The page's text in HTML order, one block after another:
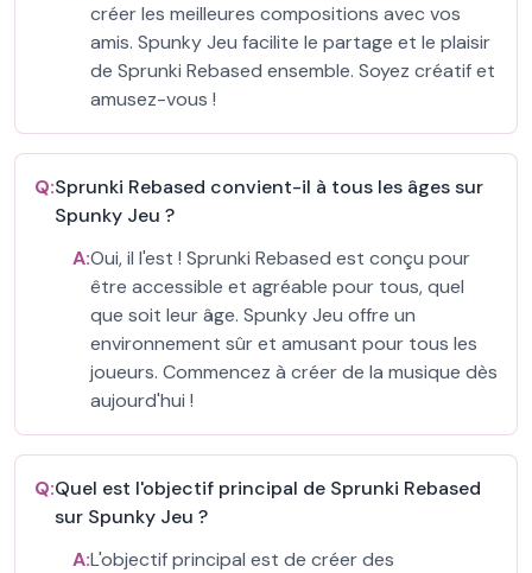
créer les meilleures compositions avec vos
amis. Spunky Jeu facilite le partage et le plaisir
de Sprunki Rebased ensemble. Soyez créatif et
amusez-vous !
Q:Sprunki Rebased convient-il à tous les âges sur
Spunky Jeu ?
A:Oui, il l'est ! Sprunki Rebased est conçu pour
être accessible et agréable pour tous, quel
que soit leur âge. Spunky Jeu offre un
environnement sûr et amusant pour tous les
joueurs. Commencez à créer de la musique dès
aujourd'hui !
Q:Quel est l'objectif principal de Sprunki Rebased
sur Spunky Jeu ?
A:L'objectif principal est de créer des